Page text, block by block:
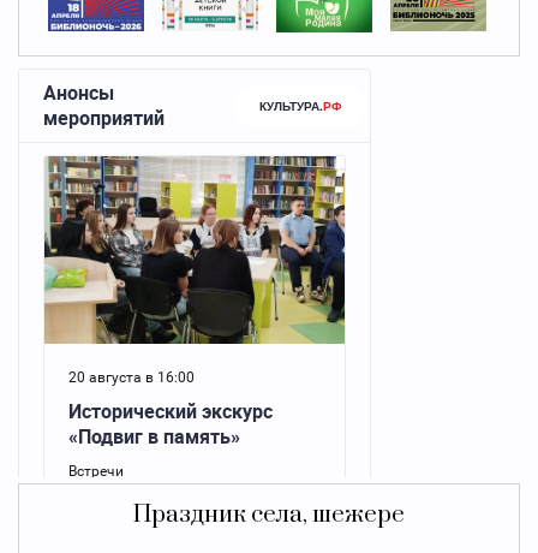
Праздник села, шежере